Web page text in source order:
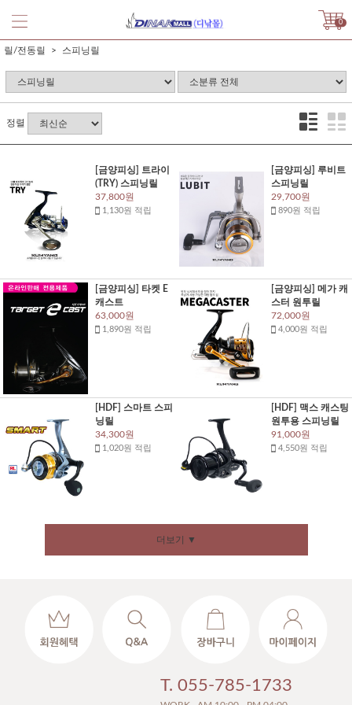
0
릴/전동릴 스피닝릴
정렬
[금양피싱] 트라이
(TRY) 스피닝릴
37,800원
1,130원 적립
[금양피싱] 루비트
스피닝릴
29,700원
890원 적립
[금양피싱] 타켓 E
캐스트
63,000원
1,890원 적립
[금양피싱] 메가 캐
스터 원투릴
72,000원
4,000원 적립
[HDF] 스마트 스피
닝릴
34,300원
1,020원 적립
[HDF] 맥스 캐스팅
원투용 스피닝릴
91,000원
4,550원 적립
더보기 ▼
T. 055-785-1733